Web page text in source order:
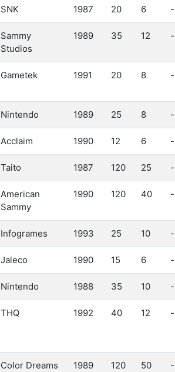
SNK 1987 20 6 -
Sammy
Studios
1989 35 12 -
Gametek 1991 20 8 -
Nintendo 1989 25 8 -
Acclaim 1990 12 6 -
Taito 1987 120 25 -
American
Sammy
1990 120 40 -
Infogrames 1993 25 10 -
Jaleco 1990 15 6 -
Nintendo 1988 35 10 -
THQ 1992 40 12 -
Color Dreams 1989 120 50 -